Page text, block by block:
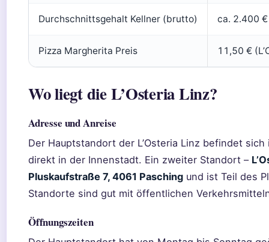
Durchschnittsgehalt Kellner (brutto) ca. 2.400 €
Pizza Margherita Preis 11,50 €
Wo liegt die L’Osteria Linz?
Adresse und Anreise
Der Hauptstandort der L’Osteria Linz befindet
direkt in der Innenstadt. Ein zweiter Standort –
Pluskaufstraße 7, 4061 Pasching und ist Teil des
Standorte sind gut mit öffentlichen
Öffnungszeiten